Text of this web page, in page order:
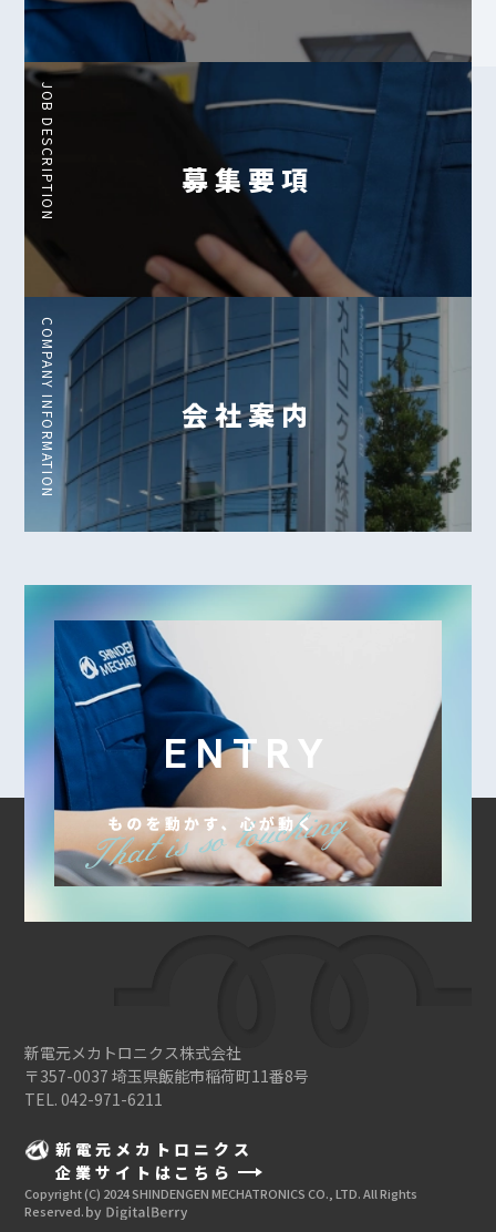
募集要項
JOB DESCRIPTION
会社案内
COMPANY INFORMATION
ENTRY
新電元メカトロニクス株式会社
〒357-0037 埼玉県飯能市稲荷町11番8号
TEL. 042-971-6211
Copyright (C) 2024 SHINDENGEN MECHATRONICS CO., LTD. All Rights
Reserved.
新電元メカトロニクス
企業サイトはこちら